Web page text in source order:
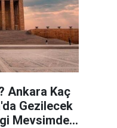
Ankara Kaç
Gezilecek
Mevsimde